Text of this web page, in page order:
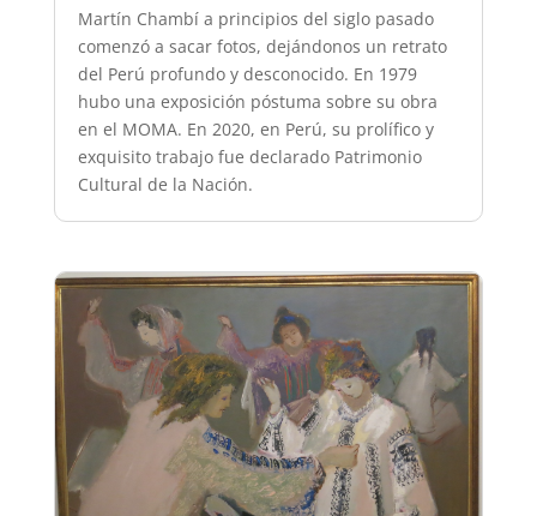
Martín Chambí a principios del siglo pasado
comenzó a sacar fotos, dejándonos un retrato
del Perú profundo y desconocido. En 1979
hubo una exposición póstuma sobre su obra
en el MOMA. En 2020, en Perú, su prolífico y
exquisito trabajo fue declarado Patrimonio
Cultural de la Nación.